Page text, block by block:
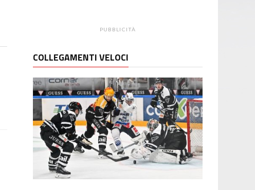
PUBBLICITÀ
COLLEGAMENTI VELOCI